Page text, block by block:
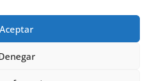
Aceptar
de privacidad